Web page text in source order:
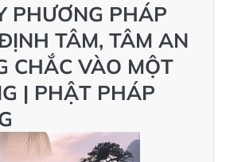
PHƯƠNG PHÁP
TÂM, TÂM AN
CHẮC VÀO MỘT
| PHẬT PHÁP